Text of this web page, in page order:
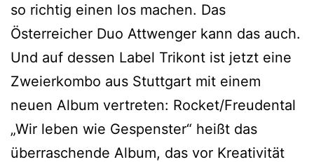
so richtig einen los machen. Das
Österreicher Duo Attwenger kann das auch.
Und auf dessen Label Trikont ist jetzt eine
Zweierkombo aus Stuttgart mit einem
neuen Album vertreten: Rocket/Freudental
„Wir leben wie Gespenster“ heißt das
überraschende Album, das vor Kreativität